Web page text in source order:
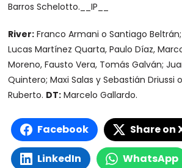
Barros Schelotto. __IP__
River: Franco Armani o Santiago
Lucas Martínez Quarta, Paulo Díaz,
Moreno, Fausto Vera, Tomás Galván;
Quintero; Maxi Salas y Sebastián Driussi
Ruberto. DT: Marcelo Gallardo.
Facebook Share on
LinkedIn WhatsApp